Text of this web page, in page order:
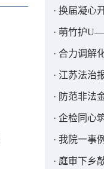
· 换届凝心
· 萌竹护
· 合力调解
· 江苏法治
· 防范非法
集资“防护墙
· 企检同心
· 我院一事
· 庭审下乡